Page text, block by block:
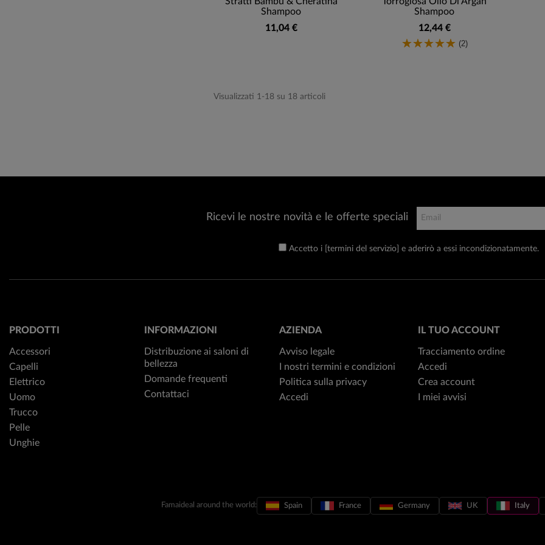
Shampoo
11,04 €
Shampoo
12,44 €
(2)
Visualizzati 1-18 su 18 articoli
Ricevi le nostre novità e le offerte speciali
Accetto i [termini del servizio] e aderirò a essi incondizionatamente.
PRODOTTI
Accessori
Capelli
Elettrico
Uomo
Trucco
Pelle
Unghie
INFORMAZIONI
Distribuzione ai saloni di
bellezza
Domande frequenti
Contattaci
AZIENDA
Avviso legale
I nostri termini e condizioni
Politica sulla privacy
Accedi
IL TUO ACCOUNT
Tracciamento ordine
Accedi
Crea account
I miei avvisi
Famaideal around the world: Spain France Germany UK Italy